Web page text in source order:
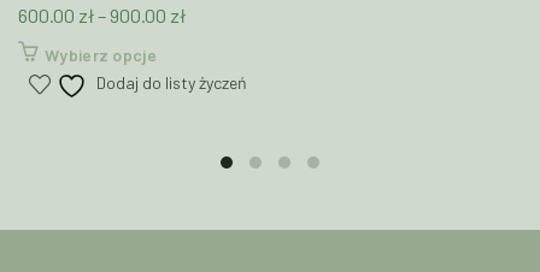
600.00 zł– 900.00 złZakres
od
900.00 zł
Wybierz opcjeTen
produkt
wariantów.
Dodaj do listy życzeń